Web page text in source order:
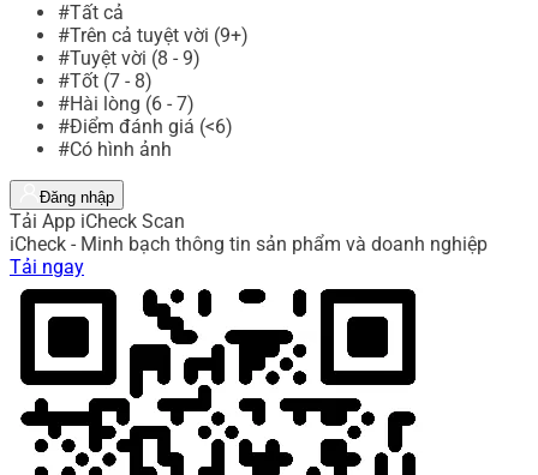
#Tất cả
#Trên cả tuyệt vời (9+)
#Tuyệt vời (8 - 9)
#Tốt (7 - 8)
#Hài lòng (6 - 7)
#Điểm đánh giá (<6)
#Có hình ảnh
Đăng nhập
Tải App iCheck Scan
iCheck - Minh bạch thông tin sản phẩm và doanh nghiệp
Tải ngay